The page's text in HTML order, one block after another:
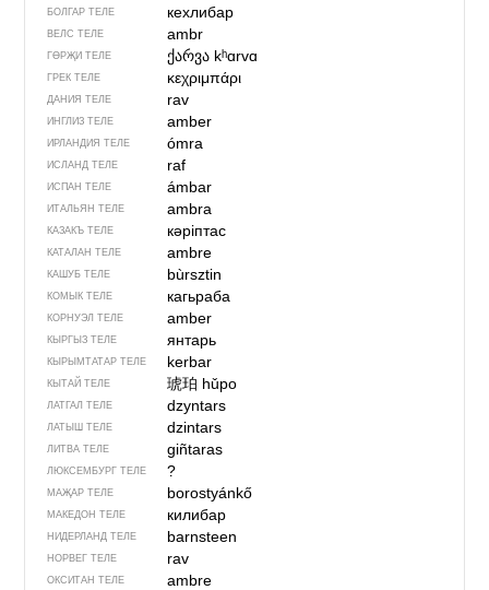
БОЛГАР ТЕЛЕ кехлибар
ВЕЛС ТЕЛЕ ambr
ГӨРҖИ ТЕЛЕ ქარვა kʰɑrvɑ
ГРЕК ТЕЛЕ κεχριμπάρι
ДАНИЯ ТЕЛЕ rav
ИНГЛИЗ ТЕЛЕ amber
ИРЛАНДИЯ ТЕЛЕ ómra
ИСЛАНД ТЕЛЕ raf
ИСПАН ТЕЛЕ ámbar
ИТАЛЬЯН ТЕЛЕ ambra
КАЗАКЪ ТЕЛЕ кәріптас
КАТАЛАН ТЕЛЕ ambre
КАШУБ ТЕЛЕ bùrsztin
КОМЫК ТЕЛЕ кагьраба
КОРНУЭЛ ТЕЛЕ amber
КЫРГЫЗ ТЕЛЕ янтарь
КЫРЫМТАТАР ТЕЛЕ kerbar
КЫТАЙ ТЕЛЕ 琥珀 hǔpo
ЛАТГАЛ ТЕЛЕ dzyntars
ЛАТЫШ ТЕЛЕ dzintars
ЛИТВА ТЕЛЕ giñtaras
ЛЮКСЕМБУРГ ТЕЛЕ ?
МАҖАР ТЕЛЕ borostyánkő
МАКЕДОН ТЕЛЕ килибар
НИДЕРЛАНД ТЕЛЕ barnsteen
НОРВЕГ ТЕЛЕ rav
ОКСИТАН ТЕЛЕ ambre